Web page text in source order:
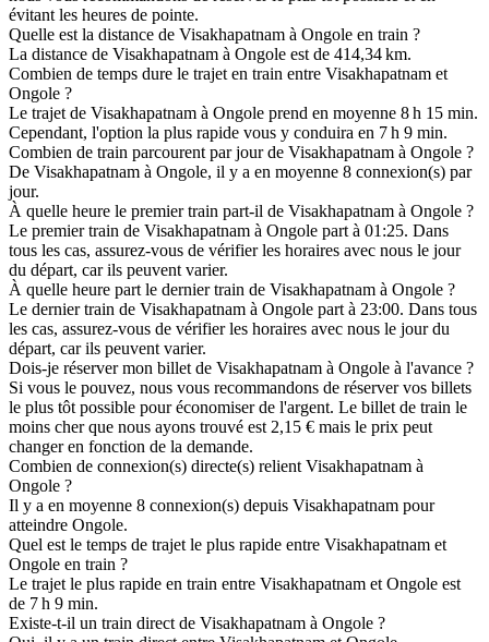
évitant les heures de pointe.
Quelle est la distance de Visakhapatnam à Ongole en train ?
La distance de Visakhapatnam à Ongole est de 414,34 km.
Combien de temps dure le trajet en train entre Visakhapatnam et
Ongole ?
Le trajet de Visakhapatnam à Ongole prend en moyenne 8 h 15 min.
Cependant, l'option la plus rapide vous y conduira en 7 h 9 min.
Combien de train parcourent par jour de Visakhapatnam à Ongole ?
De Visakhapatnam à Ongole, il y a en moyenne 8 connexion(s) par
jour.
À quelle heure le premier train part-il de Visakhapatnam à Ongole ?
Le premier train de Visakhapatnam à Ongole part à 01:25. Dans
tous les cas, assurez-vous de vérifier les horaires avec nous le jour
du départ, car ils peuvent varier.
À quelle heure part le dernier train de Visakhapatnam à Ongole ?
Le dernier train de Visakhapatnam à Ongole part à 23:00. Dans tous
les cas, assurez-vous de vérifier les horaires avec nous le jour du
départ, car ils peuvent varier.
Dois-je réserver mon billet de Visakhapatnam à Ongole à l'avance ?
Si vous le pouvez, nous vous recommandons de réserver vos billets
le plus tôt possible pour économiser de l'argent. Le billet de train le
moins cher que nous ayons trouvé est 2,15 € mais le prix peut
changer en fonction de la demande.
Combien de connexion(s) directe(s) relient Visakhapatnam à
Ongole ?
Il y a en moyenne 8 connexion(s) depuis Visakhapatnam pour
atteindre Ongole.
Quel est le temps de trajet le plus rapide entre Visakhapatnam et
Ongole en train ?
Le trajet le plus rapide en train entre Visakhapatnam et Ongole est
de 7 h 9 min.
Existe-t-il un train direct de Visakhapatnam à Ongole ?